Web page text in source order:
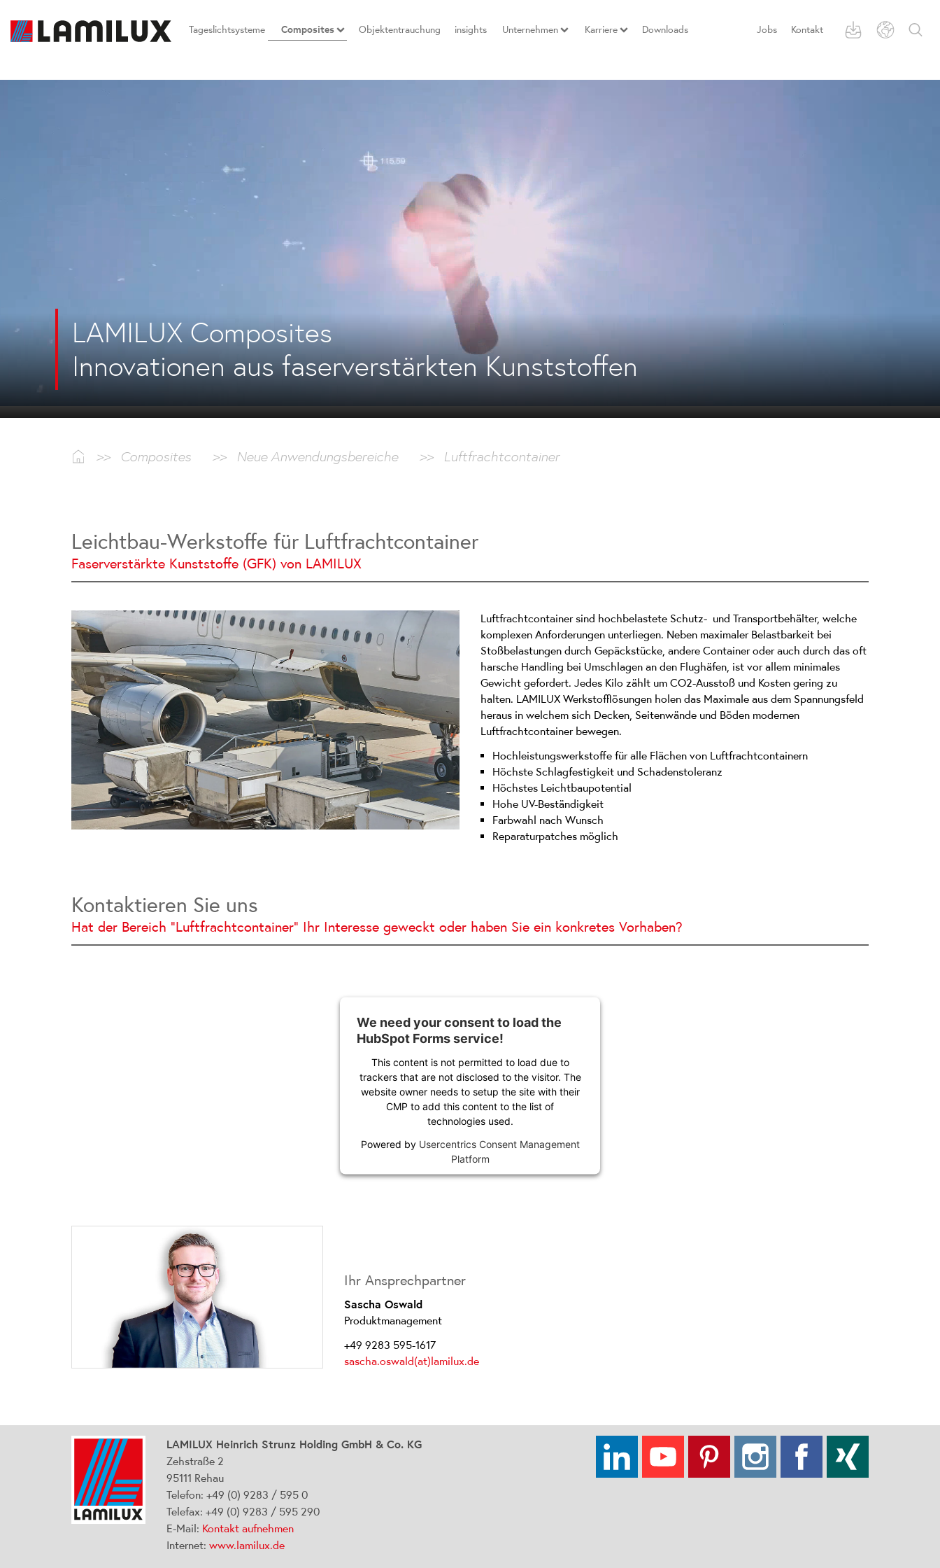
Tageslichtsysteme Composites Objektentrauchung insights Unternehmen Karriere Downloads Jobs Kontakt
LAMILUX Composites
Innovationen aus faserverstärkten Kunststoffen
>> Composites >> Neue Anwendungsbereiche >> Luftfrachtcontainer
Leichtbau-Werkstoffe für Luftfrachtcontainer
Faserverstärkte Kunststoffe (GFK) von LAMILUX
Luftfrachtcontainer sind hochbelastete Schutz- und Transportbehälter, welche
komplexen Anforderungen unterliegen. Neben maximaler Belastbarkeit bei
Stoßbelastungen durch Gepäckstücke, andere Container oder auch durch das oft
harsche Handling bei Umschlagen an den Flughäfen, ist vor allem minimales
Gewicht gefordert. Jedes Kilo zählt um CO2-Ausstoß und Kosten gering zu
halten. LAMILUX Werkstofflösungen holen das Maximale aus dem Spannungsfeld
heraus in welchem sich Decken, Seitenwände und Böden modernen
Luftfrachtcontainer bewegen.
Hochleistungswerkstoffe für alle Flächen von Luftfrachtcontainern
Höchste Schlagfestigkeit und Schadenstoleranz
Höchstes Leichtbaupotential
Hohe UV-Beständigkeit
Farbwahl nach Wunsch
Reparaturpatches möglich
Kontaktieren Sie uns
Hat der Bereich "Luftfrachtcontainer" Ihr Interesse geweckt oder haben Sie ein konkretes Vorhaben?
We need your consent to load the
HubSpot Forms service!
This content is not permitted to load due to
trackers that are not disclosed to the visitor. The
website owner needs to setup the site with their
CMP to add this content to the list of
technologies used.
Powered by Usercentrics Consent Management
Platform
Ihr Ansprechpartner
Sascha Oswald
Produktmanagement
+49 9283 595-1617
sascha.oswald(at)lamilux.de
LAMILUX Heinrich Strunz Holding GmbH & Co. KG
Zehstraße 2
95111 Rehau
Telefon: +49 (0) 9283 / 595 0
Telefax: +49 (0) 9283 / 595 290
E-Mail: Kontakt aufnehmen
Internet: www.lamilux.de